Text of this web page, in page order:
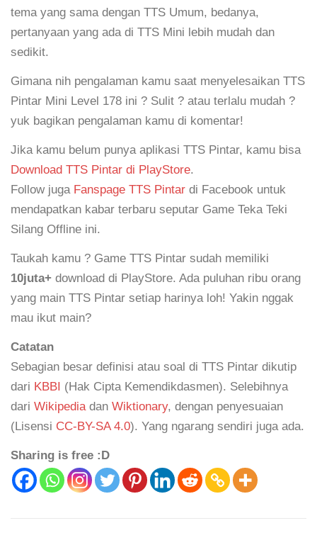
tema yang sama dengan TTS Umum, bedanya,
pertanyaan yang ada di TTS Mini lebih mudah dan
sedikit.
Gimana nih pengalaman kamu saat menyelesaikan TTS
Pintar Mini Level 178 ini ? Sulit ? atau terlalu mudah ?
yuk bagikan pengalaman kamu di komentar!
Jika kamu belum punya aplikasi TTS Pintar, kamu bisa
Download TTS Pintar di PlayStore.
Follow juga Fanspage TTS Pintar di Facebook untuk
mendapatkan kabar terbaru seputar Game Teka Teki
Silang Offline ini.
Taukah kamu ? Game TTS Pintar sudah memiliki
10juta+ download di PlayStore. Ada puluhan ribu orang
yang main TTS Pintar setiap harinya loh! Yakin nggak
mau ikut main?
Catatan
Sebagian besar definisi atau soal di TTS Pintar dikutip
dari KBBI (Hak Cipta Kemendikdasmen). Selebihnya
dari Wikipediadan Wiktionary, dengan penyesuaian
(Lisensi CC-BY-SA 4.0). Yang ngarang sendiri juga ada.
Sharing is free :D